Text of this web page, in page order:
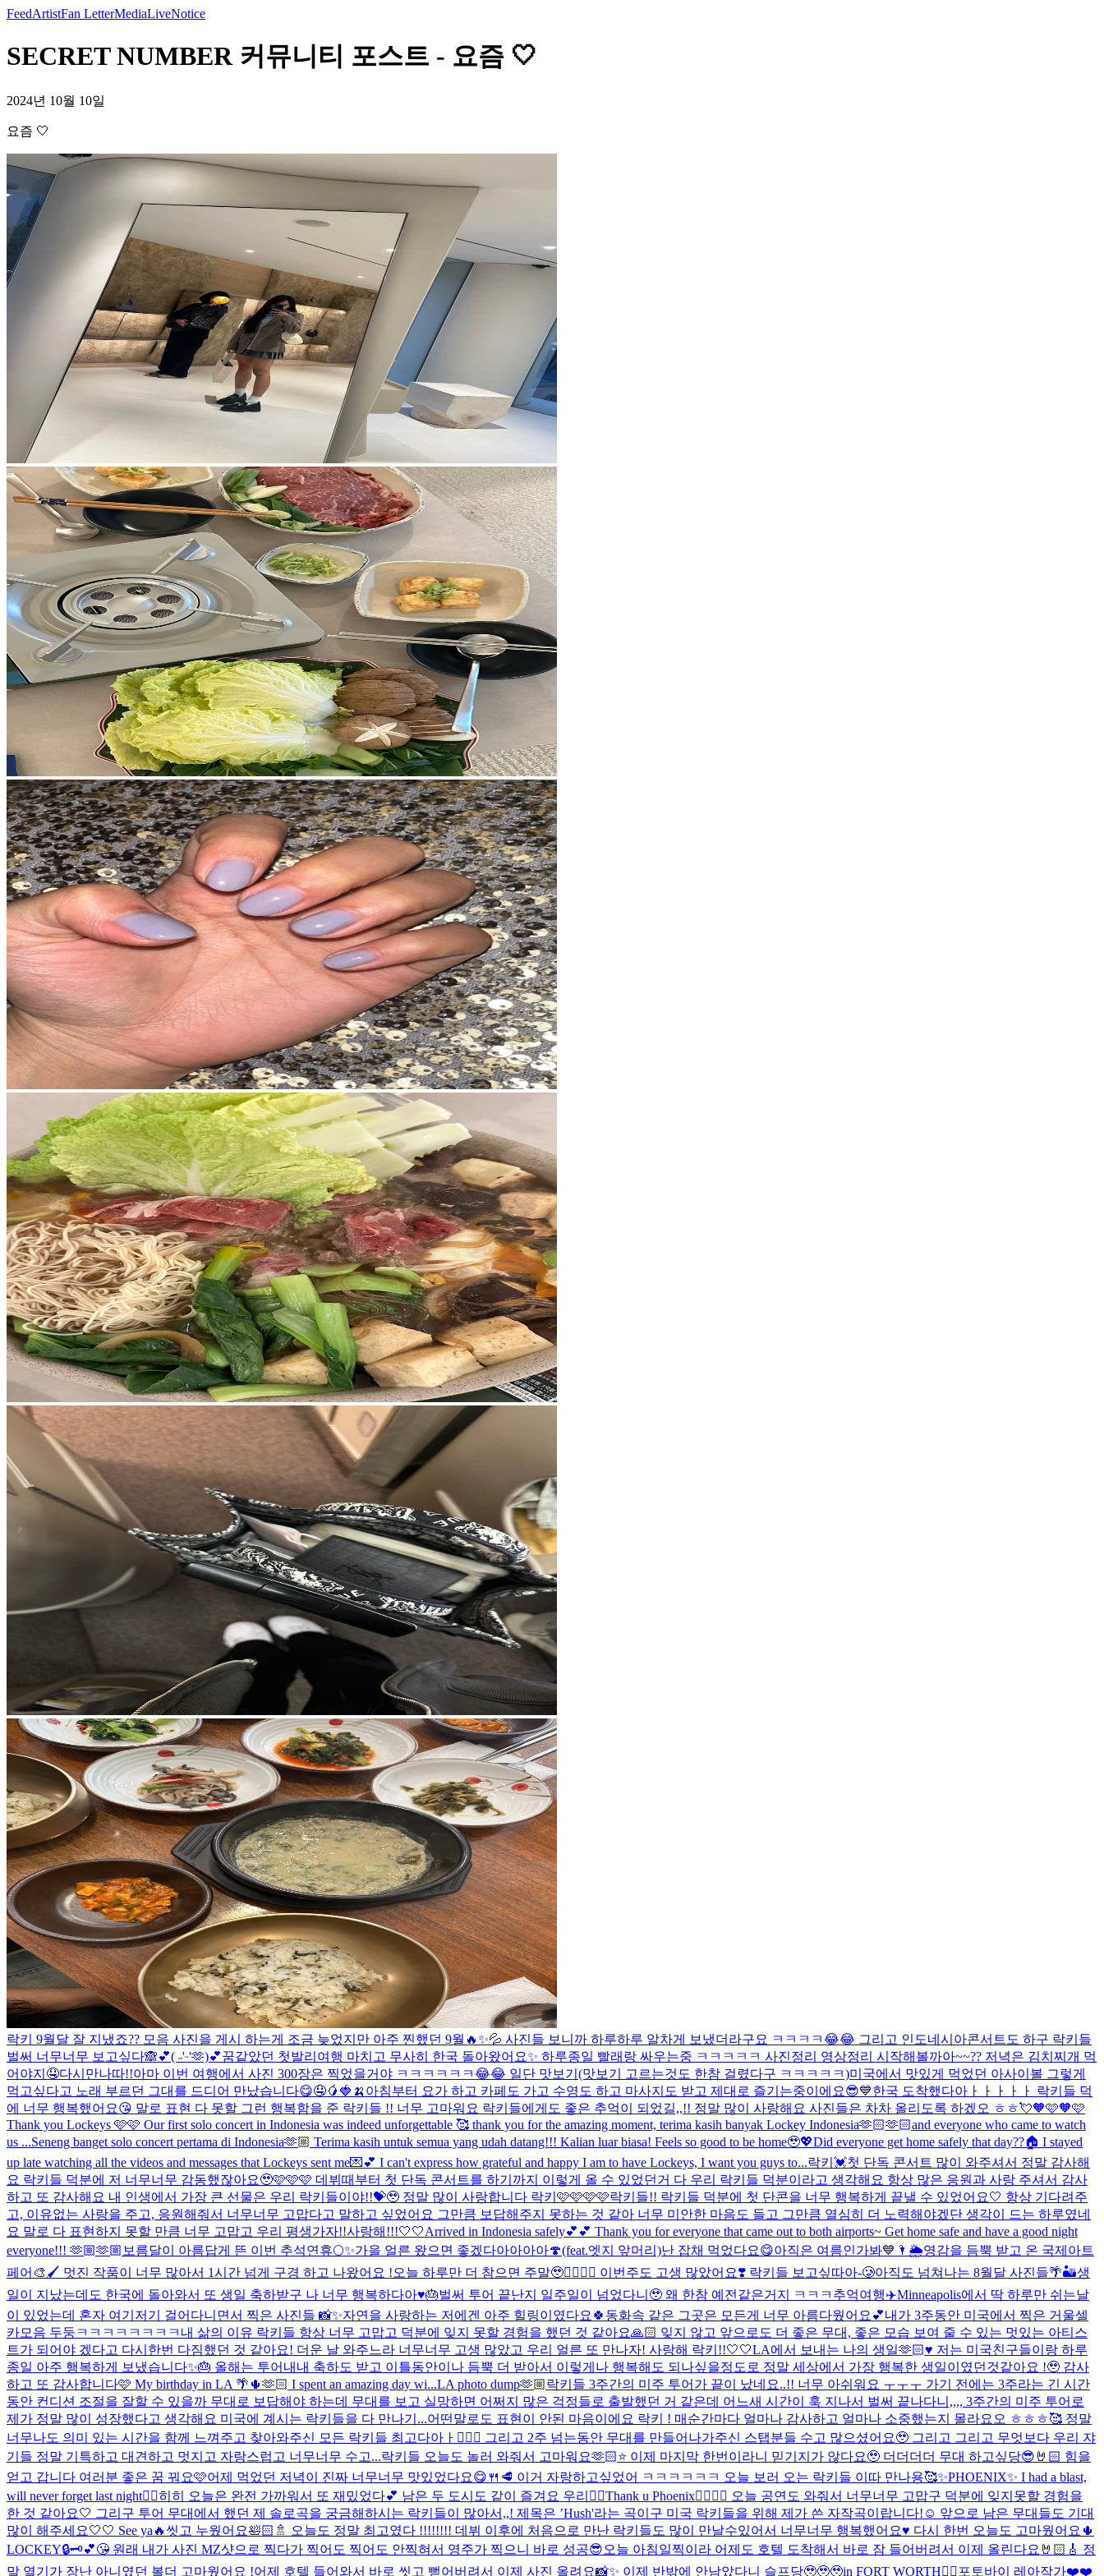
FeedArtistFan LetterMediaLiveNotice
SECRET NUMBER 커뮤니티 포스트 - 요즘 🤍
2024년 10월 10일
요즘 🤍
락키 9월달 잘 지냈죠?? 모음 사진을 게시 하는게 조금 늦었지만 아주 찐했던 9월🔥✨💦 사진들 보니까 하루하루 알차게 보냈더라구요 ㅋㅋㅋㅋ😂😂 그리고 인도네시아콘서트도 하구 락키들
벌써 너무너무 보고싶다🙈💕( ˶'ᵕ'🫶)💕꿈같았던 첫발리여행 마치고 무사히 한국 돌아왔어요✨ 하루종일 빨래랑 싸우는중 ㅋㅋㅋㅋㅋ 사진정리 영상정리 시작해볼까아~~?? 저녁은 김치찌개 먹
어야지🤤다시만나따!!아마 이번 여행에서 사진 300장은 찍었을거야 ㅋㅋㅋㅋㅋㅋ😂😂 일단 맛보기(맛보기 고르는것도 한참 걸렸다구 ㅋㅋㅋㅋㅋ)미국에서 맛있게 먹었던 아사이볼 그렇게
먹고싶다고 노래 부르던 그대를 드디어 만났습니다😋🤤🥭🍓🍌 아침부터 요가 하고 카페도 가고 수영도 하고 마사지도 받고 제대로 즐기는중이에요😎💙한국 도착했다아ㅏㅏㅏㅏㅏ 락키들 덕
에 너무 행복했어요😘 말로 표현 다 못할 그런 행복함을 준 락키들 !! 너무 고마워요 락키들에게도 좋은 추억이 되었길,,!! 정말 많이 사랑해요 사진들은 차차 올리도록 하겠오 ㅎㅎ💘🧡🩷🧡🩷
Thank you Lockeys 🩷🩷 Our first solo concert in Indonesia was indeed unforgettable 🥰 thank you for the amazing moment, terima kasih banyak Lockey Indonesia🫶🏻🫶🏻and everyone who came to watch
us ...Seneng banget solo concert pertama di Indonesia🫶🏼 Terima kasih untuk semua yang udah datang!!! Kalian luar biasa! Feels so good to be home🥹💖Did everyone get home safely that day??🏠 I stayed
up late watching all the videos and messages that Lockeys sent me💌💕 I can't express how grateful and happy I am to have Lockeys, I want you guys to...락키💓첫 단독 콘서트 많이 와주셔서 정말 감사해
요 락키들 덕분에 저 너무너무 감동했잖아요🥹🩷🩷🩷 데뷔때부터 첫 단독 콘서트를 하기까지 이렇게 올 수 있었던거 다 우리 락키들 덕분이라고 생각해요 항상 많은 응원과 사랑 주셔서 감사
하고 또 감사해요 내 인생에서 가장 큰 선물은 우리 락키들이야!!💝🥹 정말 많이 사랑합니다 락키🩷🩷🩷🩷락키들!! 락키들 덕분에 첫 단콘을 너무 행복하게 끝낼 수 있었어요🤍 항상 기다려주
고, 이유없는 사랑을 주고, 응원해줘서 너무너무 고맙다고 말하고 싶었어요 그만큼 보답해주지 못하는 것 같아 너무 미안한 마음도 들고 그만큼 열심히 더 노력해야겠단 생각이 드는 하루였네
요 말로 다 표현하지 못할 만큼 너무 고맙고 우리 평생가자!!사랑해!!!🤍🤍Arrived in Indonesia safely💕💕 Thank you for everyone that came out to both airports~ Get home safe and have a good night
everyone!!! 🫶🏼🫶🏼 보름달이 아름답게 뜬 이번 추석연휴🌕✨가을 얼른 왔으면 좋겠다아아아아🍄(feat.엣지 앞머리)난 잡채 먹었다요😋아직은 여름인가봐💙🌂🌦️영감을 듬뿍 받고 온 국제아트
페어🎨🖌️ 멋진 작품이 너무 많아서 1시간 넘게 구경 하고 나왔어요 !오늘 하루만 더 참으면 주말🥹❤️‍🔥❤️‍🔥 이번주도 고생 많았어요❣️ 락키들 보고싶따아-🥲아직도 넘쳐나는 8월달 사진들🌴🏜️생
일이 지났는데도 한국에 돌아와서 또 생일 축하받구 나 너무 행복하다아♥️🎂벌써 투어 끝난지 일주일이 넘었다니🥹 왜 한참 예전같은거지 ㅋㅋㅋ추억여행✈️Minneapolis에서 딱 하루만 쉬는날
이 있었는데 혼자 여기저기 걸어다니면서 찍은 사진들 📸✨자연을 사랑하는 저에겐 아주 힐링이였다요🍀동화속 같은 그곳은 모든게 너무 아름다웠어요💕내가 3주동안 미국에서 찍은 거울셀
카모음 두둥ㅋㅋㅋㅋㅋㅋㅋㅋ 내 삶의 이유 락키들 항상 너무 고맙고 덕분에 잊지 못할 경험을 했던 것 같아요🙏🏻 잊지 않고 앞으로도 더 좋은 무대, 좋은 모습 보여 줄 수 있는 멋있는 아티스
트가 되어야 겠다고 다시한번 다짐했던 것 같아요! 더운 날 와주느라 너무너무 고생 많았고 우리 얼른 또 만나자! 사랑해 락키!!🤍🤍LA에서 보내는 나의 생일🫶🏻♥️ 저는 미국친구들이랑 하루
종일 아주 행복하게 보냈습니다✨🎂 올해는 투어내내 축하도 받고 이틀동안이나 듬뿍 더 받아서 이렇게나 행복해도 되나싶을정도로 정말 세상에서 가장 행복한 생일이였던것같아요 !🥹 감사
하고 또 감사합니다🩷 My birthday in LA 🌴🌵🫶🏻 I spent an amazing day wi...LA photo dump🫶🏼락키들 3주간의 미주 투어가 끝이 났네요..!! 너무 아쉬워요 ㅜㅜㅜ 가기 전에는 3주라는 긴 시간
동안 컨디션 조절을 잘할 수 있을까 무대로 보답해야 하는데 무대를 보고 실망하면 어쩌지 많은 걱정들로 출발했던 거 같은데 어느새 시간이 훅 지나서 벌써 끝나다니,,,, 3주간의 미주 투어로
제가 정말 많이 성장했다고 생각해요 미국에 계시는 락키들을 다 만나기...어떤말로도 표현이 안된 마음이에요 락키 ! 매순간마다 얼마나 감사하고 얼마나 소중했는지 몰라요오 ㅎㅎㅎ🥰 정말
너무나도 의미 있는 시간을 함께 느껴주고 찾아와주신 모든 락키들 최고다아ㅏ👍🏻✨ 그리고 2주 넘는동안 무대를 만들어나가주신 스탭분들 수고 많으셨어요🥹 그리고 그리고 무엇보다 우리 쟈
기들 정말 기특하고 대견하고 멋지고 자랑스럽고 너무너무 수고...락키들 오늘도 놀러 와줘서 고마워요🫶🏻⭐️ 이제 마지막 한번이라니 믿기지가 않다요🥹 더더더더 무대 하고싶당😎🤘🏻 힘을
얻고 갑니다 여러분 좋은 꿈 꿔요🩷어제 먹었던 저녁이 진짜 너무너무 맛있었다요😋🍴🥩 이거 자랑하고싶었어 ㅋㅋㅋㅋㅋㅋ 오늘 보러 오는 락키들 이따 만나용🥰✨PHOENIX✨ I had a blast,
will never forget last night❤️‍🔥히히 오늘은 완전 가까워서 또 재밌었다💕 남은 두 도시도 같이 즐겨요 우리❤️‍🔥Thank u Phoenix🐦‍🔥🐦‍🔥 오늘 공연도 와줘서 너무너무 고맙구 덕분에 잊지못할 경험을
한 것 같아요🤍 그리구 투어 무대에서 했던 제 솔로곡을 궁금해하시는 락키들이 많아서,,! 제목은 ’Hush'라는 곡이구 미국 락키들을 위해 제가 쓴 자작곡이랍니다!☺️ 앞으로 남은 무대들도 기대
많이 해주세요🤍🤍 See ya🔥 씻고 누웠어요🛀🏻🚿 오늘도 정말 최고였다 !!!!!!!! 데뷔 이후에 처음으로 만난 락키들도 많이 만날수있어서 너무너무 행복했어요♥️ 다시 한번 오늘도 고마웠어요🌵
LOCKEY🔒🗝️💕😘 원래 내가 사진 MZ샷으로 찍다가 찍어도 찍어도 안찍혀서 영주가 찍으니 바로 성공😎오늘 아침일찍이라 어제도 호텔 도착해서 바로 잠 들어버려서 이제 올린다요🤘🏻🎸 정
말 열기가 장난 아니였던 볼더 고마웠어요 !어제 호텔 들어와서 바로 씻고 뻗어버려서 이제 사진 올려요📸✨ 이제 반밖에 안남았다니 슬프당🥹🥹🥹in FORT WORTH❤️‍🔥 포토바이 레아작가❤️❤️